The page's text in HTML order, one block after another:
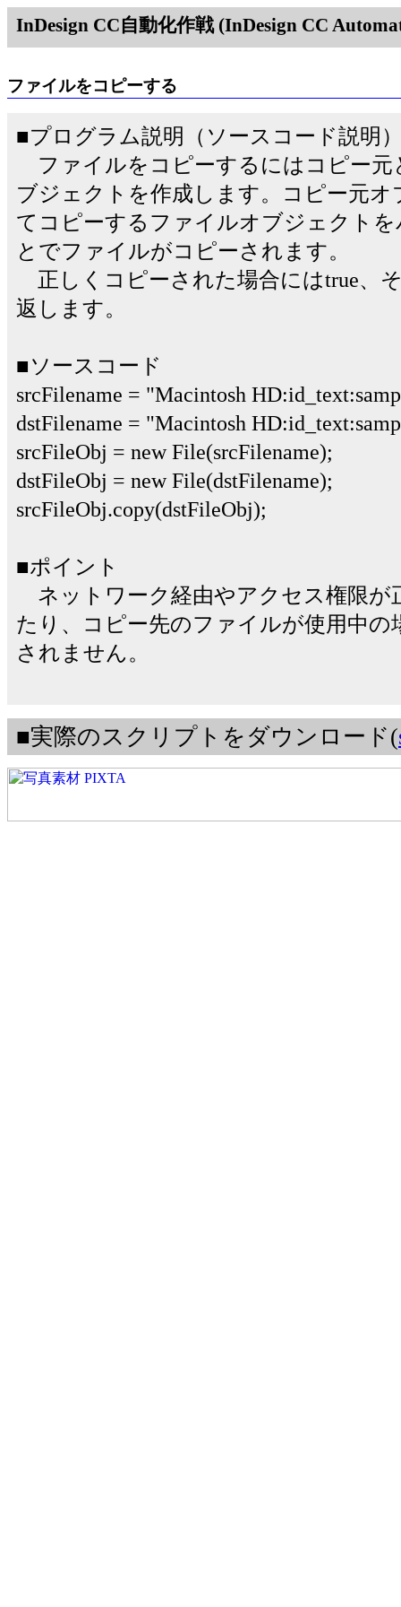
InDesign CC自動化作戦 (InDesign CC
ファイルをコピーする
■プログラム説明（ソースコード説明
ファイルをコピーするにはコピー元
ブジェクトを作成します。コピー元オ
てコピーするファイルオブジェクト
とでファイルがコピーされます。
正しくコピーされた場合にはtrue、
返します。
■ソースコード
srcFilename = "Macintosh
dstFilename = "Macintosh
srcFileObj = new File(srcFilename);
dstFileObj = new File(dstFilename);
srcFileObj.copy(dstFileObj);
■ポイント
ネットワーク経由やアクセス権限が
たり、コピー先のファイルが使用中
されません。
■実際のスクリプトをダウンロード(